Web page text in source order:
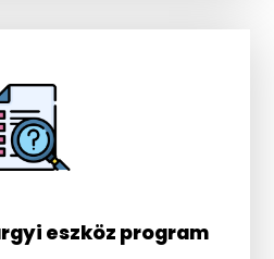
eszköz program